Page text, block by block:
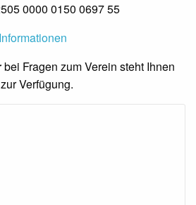
0150 0697 55
bei Fragen zum Verein steht Ihnen
Verfügung.